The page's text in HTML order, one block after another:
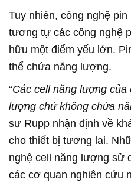
Tuy nhiên, công nghệ
tương tự các công nghệ
hữu một điểm yếu lớn.
thể chứa năng lượng.
“Các cell năng lượng
lượng chứ không chứa
sư Rupp nhận định về
cho thiết bị tương lai.
nghệ cell năng lượng sử
các cơ quan nghiên cứu